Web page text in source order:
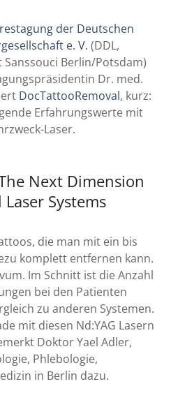
der Deutschen
e. V. (DDL,
Sanssouci Berlin/Potsdam)
Dr. med.
DocTattooRemoval, kurz:
Erfahrungswerte mit
Laser.
Next Dimension
Systems
die man mit ein bis
komplett entfernen kann.
Im Schnitt ist die Anzahl
bei den Patienten
zu anderen Systemen.
mit diesen Nd:YAG Lasern
Doktor Yael Adler,
Phlebologie,
in Berlin dazu.